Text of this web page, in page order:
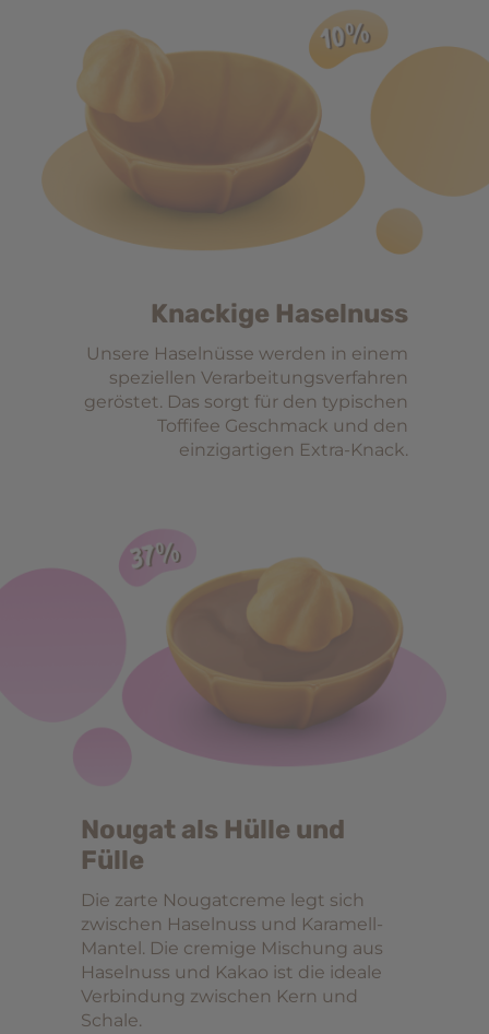
Knackige Haselnuss
Unsere Haselnüsse werden in einem
speziellen Verarbeitungsverfahren
geröstet. Das sorgt für den typischen
Toffifee Geschmack und den
einzigartigen Extra-Knack.
Nougat als Hülle und
Fülle
Die zarte Nougatcreme legt sich
zwischen Haselnuss und Karamell-
Mantel. Die cremige Mischung aus
Haselnuss und Kakao ist die ideale
Verbindung zwischen Kern und
Schale.